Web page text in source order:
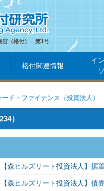
官（格付） 第1号
格付関連情報
イ
ド・ファイナンス（投資法人）
）
【森ヒルズリート投資法人】据
【森ヒルズリート投資法人】債